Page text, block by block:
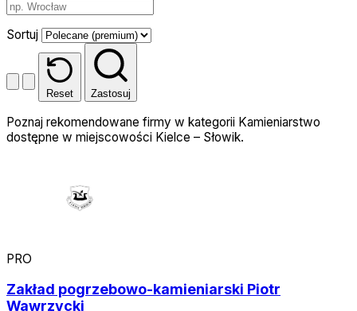
Sortuj
Reset Zastosuj
Poznaj rekomendowane firmy w kategorii Kamieniarstwo
dostępne w miejscowości Kielce – Słowik.
PRO
Zakład pogrzebowo-kamieniarski Piotr
Wawrzycki